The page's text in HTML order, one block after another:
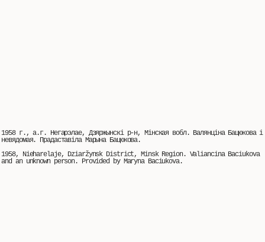
1958 г., а.г. Негарэлае, Дзяржынскі р-н, Мінская вобл. Валянціна Бацюкова і
невядомая. Прадаставіла Марына Бацюкова.
1958, Nieharelaje, Dziaržynsk District, Minsk Region. Valiancina Baciukova
and an unknown person. Provided by Maryna Baciukova.